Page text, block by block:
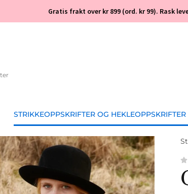
Gratis frakt over kr 899 (ord. kr 99). Rask
STRIKKEOPPSKRIFTER OG HEKLEOPPSKRIFTER